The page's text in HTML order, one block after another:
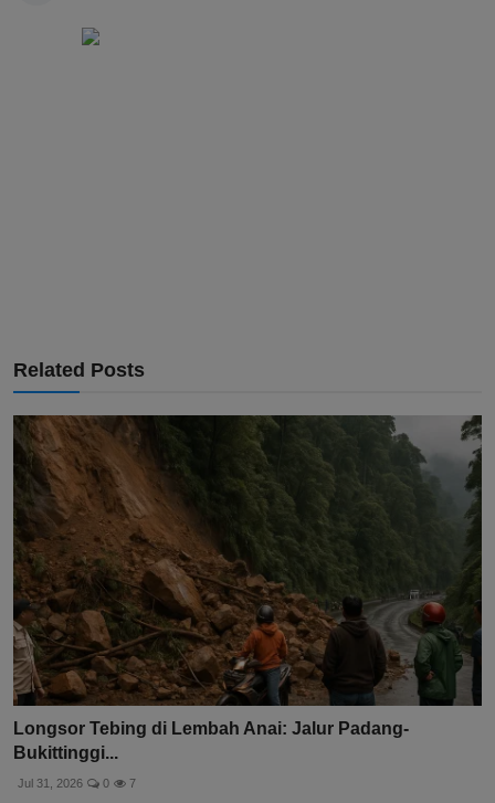
Related Posts
Longsor Tebing di Lembah Anai: Jalur Padang-
Bukittinggi...
Jul 31, 2026 0 7